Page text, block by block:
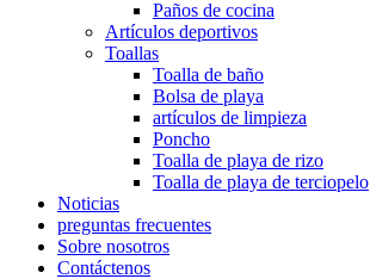
Paños de cocina
Artículos deportivos
Toallas
Toalla de baño
Bolsa de playa
artículos de limpieza
Poncho
Toalla de playa de rizo
Toalla de playa de terciopelo
Noticias
preguntas frecuentes
Sobre nosotros
Contáctenos